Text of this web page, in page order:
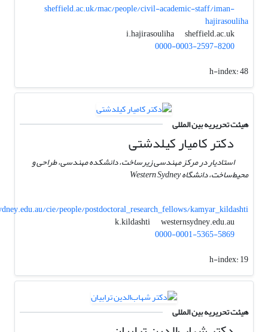
sheffield.ac.uk/mac/people/civil-academic-staff/iman-
hajirasouliha
i.hajirasouliha
sheffield.ac.uk
0000-0003-2597-8200
h-index:48
هیئت تحریریه بین المللی
دکتر کامیار کیلدشتی
استادیار در مرکز مهندسی زیرساخت، دانشکده مهندسی، طراحی و
محیط‌ساخت، دانشگاه Western Sydney
cie/people/postdoctoral_research_fellows/kamyar_kildashti
k.kildashti
westernsydney.edu.au
0000-0001-5365-5869
h-index:19
هیئت تحریریه بین المللی